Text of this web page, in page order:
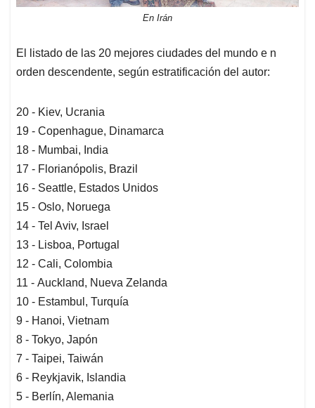
En Irán
El listado de las 20 mejores ciudades del mundo e n
orden descendente, según estratificación del autor:
20 - Kiev, Ucrania
19 - Copenhague, Dinamarca
18 - Mumbai, India
17 - Florianópolis, Brazil
16 - Seattle, Estados Unidos
15 - Oslo, Noruega
14 - Tel Aviv, Israel
13 - Lisboa, Portugal
12 - Cali, Colombia
11 - Auckland, Nueva Zelanda
10 - Estambul, Turquía
9 - Hanoi, Vietnam
8 - Tokyo, Japón
7 - Taipei, Taiwán
6 - Reykjavik, Islandia
5 - Berlín, Alemania